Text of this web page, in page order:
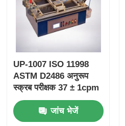
UP-1007 ISO 11998
ASTM D2486 अनुरूप
स्क्रब परीक्षक 37 ± 1cpm
ब्रश आंदोलन आवृत्ति और
एनोडाइज्ड एल्यूमीनियम शरीर
के साथ
जांच भेजें